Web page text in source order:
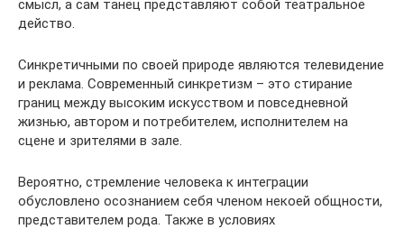
смысл, а сам танец представляют собой театральное
действо.
Синкретичными по своей природе являются телевидение
и реклама. Современный синкретизм – это стирание
границ между высоким искусством и повседневной
жизнью, автором и потребителем, исполнителем на
сцене и зрителями в зале.
Вероятно, стремление человека к интеграции
обусловлено осознанием себя членом некоей общности,
представителем рода. Также в условиях